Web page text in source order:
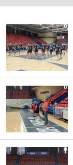
0
0
0